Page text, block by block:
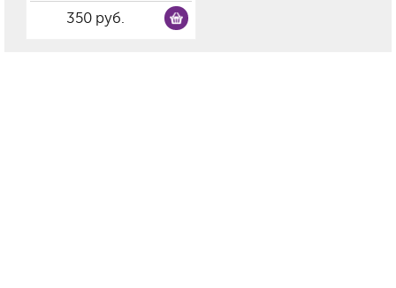
350 руб.